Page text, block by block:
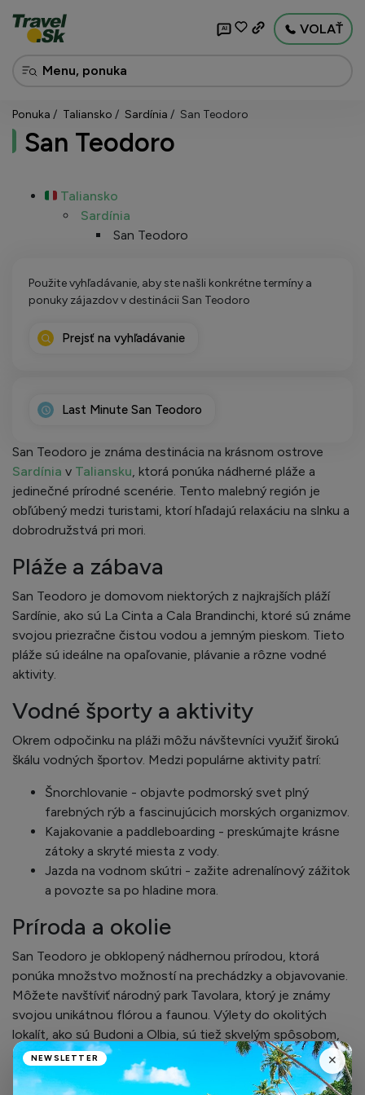
AI VOLAŤ
Ponuka Taliansko Sardínia San Teodoro
San Teodoro
Taliansko
Sardínia
San Teodoro
Použite vyhľadávanie, aby ste našli konkrétne termíny a
ponuky zájazdov v destinácii San Teodoro
Prejsť na vyhľadávanie
Last Minute San Teodoro
San Teodoro je známa destinácia na krásnom ostrove
Sardínia v Taliansku, ktorá ponúka nádherné pláže a
jedinečné prírodné scenérie. Tento malebný región je
obľúbený medzi turistami, ktorí hľadajú relaxáciu na slnku a
dobrodružstvá pri mori.
Pláže a zábava
San Teodoro je domovom niektorých z najkrajších pláží
Sardínie, ako sú La Cinta a Cala Brandinchi, ktoré sú známe
svojou priezračne čistou vodou a jemným pieskom. Tieto
pláže sú ideálne na opaľovanie, plávanie a rôzne vodné
aktivity.
Vodné športy a aktivity
Okrem odpočinku na pláži môžu návštevníci využiť širokú
škálu vodných športov. Medzi populárne aktivity patrí:
Šnorchlovanie - objavte podmorský svet plný
farebných rýb a fascinujúcich morských organizmov.
Kajakovanie a paddleboarding - preskúmajte krásne
zátoky a skryté miesta z vody.
Jazda na vodnom skútri - zažite adrenalínový zážitok
a povozte sa po hladine mora.
Príroda a okolie
San Teodoro je obklopený nádhernou prírodou, ktorá
ponúka množstvo možností na prechádzky a objavovanie.
Môžete navštíviť národný park Tavolara, ktorý je známy
svojou unikátnou flórou a faunou. Výlety do okolitých
lokalít, ako sú Budoni a Olbia, sú tiež skvelým spôsobom,
ako spoznať kultúru a tradície tohto regiónu.
✕
NEWSLETTER